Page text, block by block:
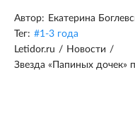
Автор: Екатерина
Тег: #1-3 года
Letidor.ru / Новости /
Звезда «Папиных дочек»